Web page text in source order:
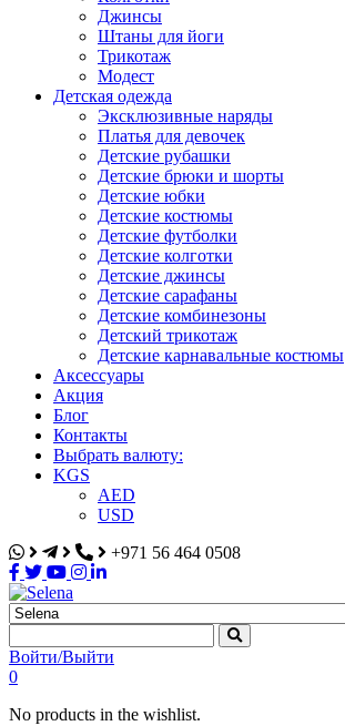
Джинсы
Штаны для йоги
Трикотаж
Модест
Детская одежда
Эксклюзивные наряды
Платья для девочек
Детские рубашки
Детские брюки и шорты
Детские юбки
Детские костюмы
Детские футболки
Детские колготки
Детские джинсы
Детские сарафаны
Детские комбинезоны
Детский трикотаж
Детские карнавальные костюмы
Аксессуары
Акция
Блог
Контакты
Выбрать валюту:
KGS
AED
USD
+971 56 464 0508
Selena
Интернет-магазин
Войти/Выйти
0
No products in the wishlist.